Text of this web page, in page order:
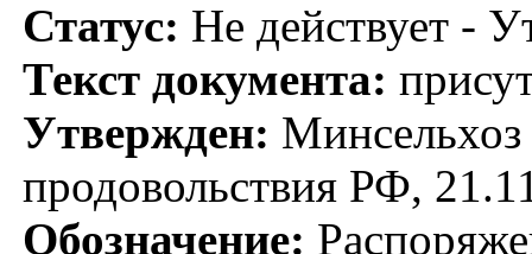
Статус: Не действует -
Текст документа:
Утвержден: Минсельхоз
продовольствия РФ,
Обозначение: